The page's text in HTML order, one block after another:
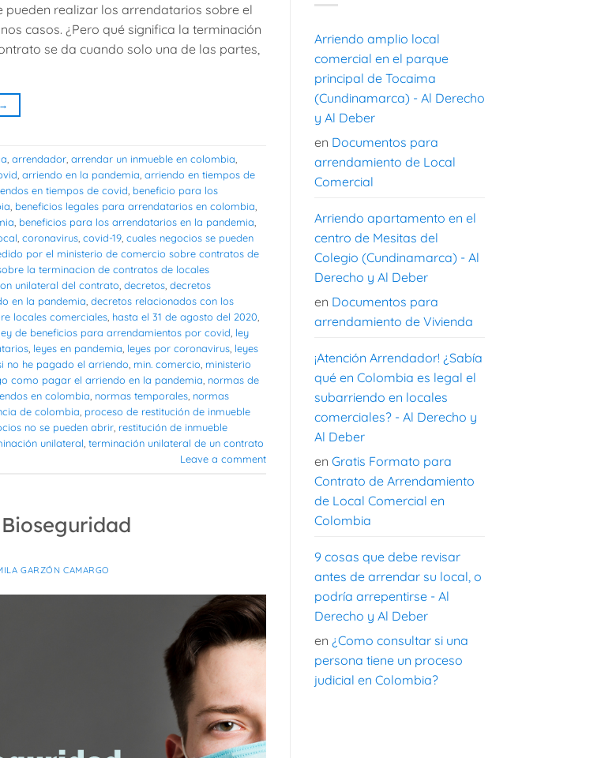
pueden realizar los arrendatarios sobre el
casos. ¿Pero qué significa la terminación
se da cuando solo una de las partes,
→
, arrendador, arrendar un inmueble en colombia,
, arriendo en la pandemia, arriendo en tiempos de
en tiempos de covid, beneficio para los
, beneficios legales para arrendatarios en colombia,
, beneficios para los arrendatarios en la pandemia,
, coronavirus, covid-19, cuales negocios se pueden
por el ministerio de comercio sobre contratos de
la terminacion de contratos de locales
unilateral del contrato, decretos, decretos
en la pandemia, decretos relacionados con los
locales comerciales, hasta el 31 de agosto del 2020,
ley de beneficios para arrendamientos por covid, ley
, leyes en pandemia, leyes por coronavirus, leyes
no he pagado el arriendo, min. comercio, ministerio
como pagar el arriendo en la pandemia, normas de
en colombia, normas temporales, normas
de colombia, proceso de restitución de inmueble
no se pueden abrir, restitución de inmueble
unilateral, terminación unilateral de un contrato
Leave a comment
GARZÓN CAMARGO
Arriendo amplio local
comercial en el parque
principal de Tocaima
(Cundinamarca) - Al Derecho
y Al Deber
en Documentos para
arrendamiento de Local
Comercial
Arriendo apartamento en el
centro de Mesitas del
Colegio (Cundinamarca) - Al
Derecho y Al Deber
en Documentos para
arrendamiento de Vivienda
¡Atención Arrendador! ¿Sabía
qué en Colombia es legal el
subarriendo en locales
comerciales? - Al Derecho y
Al Deber
en Gratis Formato para
Contrato de Arrendamiento
de Local Comercial en
Colombia
9 cosas que debe revisar
antes de arrendar su local, o
podría arrepentirse - Al
Derecho y Al Deber
en ¿Como consultar si una
persona tiene un proceso
judicial en Colombia?